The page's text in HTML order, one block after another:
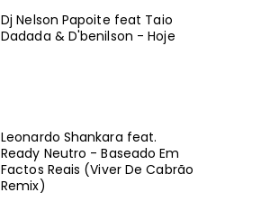
Dj Nelson Papoite feat Taio
Dadada & D'benilson - Hoje
Leonardo Shankara feat.
Ready Neutro - Baseado Em
Factos Reais (Viver De Cabrão
Remix)